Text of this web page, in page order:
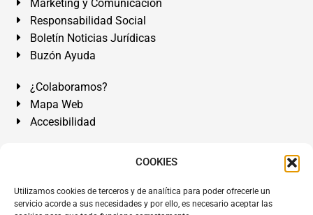
COOKIES
Utilizamos cookies de terceros y de analítica para poder ofrecerle un
servicio acorde a sus necesidades y por ello, es necesario aceptar las
Marketing y Comunicación
Responsabilidad Social
Boletín Noticias Jurídicas
Buzón Ayuda
¿Colaboramos?
Mapa Web
Accesibilidad
Álvarez Abogados Tenerife:Calle Teobaldo Power Nº 7,
de Tenerife. Islas Canarias.